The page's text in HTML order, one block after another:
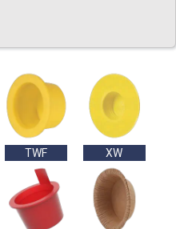
TWF XW